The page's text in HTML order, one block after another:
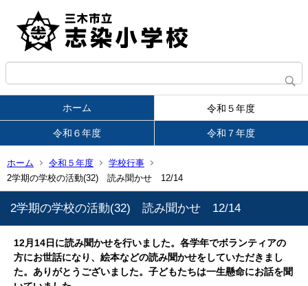
ホーム 令和５年度
令和６年度 令和７年度
ホーム 令和５年度
学校行事
2学期の学校の活動(32) 読み聞かせ 12/14
2学期の学校の活動(32) 読み聞かせ 12/14
12月14日に読み聞かせを行いました。各学年でボランティアの
方にお世話になり、絵本などの読み聞かせをしていただきまし
た。ありがとうございました。子どもたちは一生懸命にお話を聞